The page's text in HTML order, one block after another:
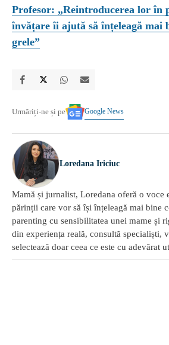
Profesor: „Reintroducerea lor în
învățare îi ajută să înțeleagă mai
grele”
Urmăriți-ne și pe Google News
Loredana Iriciuc
Mamă și jurnalist, Loredana oferă o voce
părinții care vor să își înțeleagă mai bine
parenting cu sensibilitatea unei mame și
din experiența reală, consultă specialiști,
selectează doar ceea ce este cu adevărat